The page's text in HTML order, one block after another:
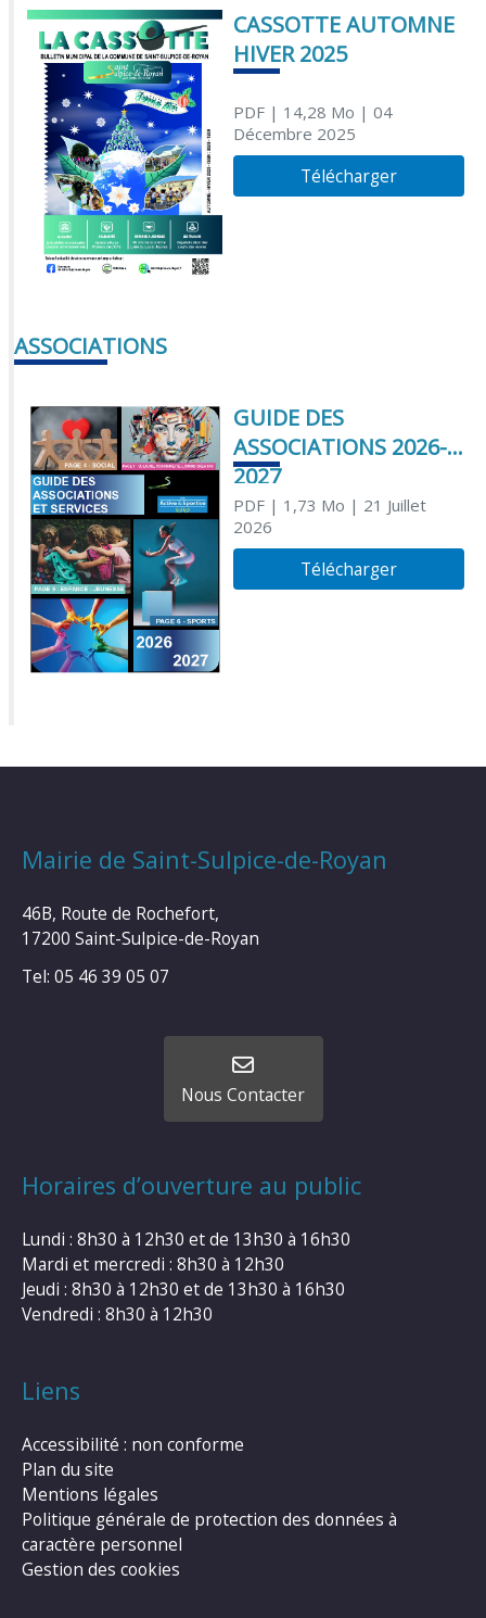
CASSOTTE AUTOMNE
HIVER 2025
PDF| 14,28 Mo | 04
Décembre 2025
Télécharger
ASSOCIATIONS
GUIDE DES
ASSOCIATIONS 2026-
2027
PDF| 1,73 Mo | 21 Juillet
2026
Télécharger
Mairie de Saint-Sulpice-de-Royan
46B, Route de Rochefort,
17200 Saint-Sulpice-de-Royan
Tel: 05 46 39 05 07
Nous Contacter
Horaires d’ouverture au public
Lundi : 8h30 à 12h30 et de 13h30 à 16h30
Mardi et mercredi : 8h30 à 12h30
Jeudi : 8h30 à 12h30 et de 13h30 à 16h30
Vendredi : 8h30 à 12h30
Liens
Accessibilité : non conforme
Plan du site
Mentions légales
Politique générale de protection des données à
caractère personnel
Gestion des cookies